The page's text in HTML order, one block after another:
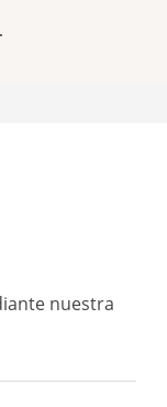
nuestra